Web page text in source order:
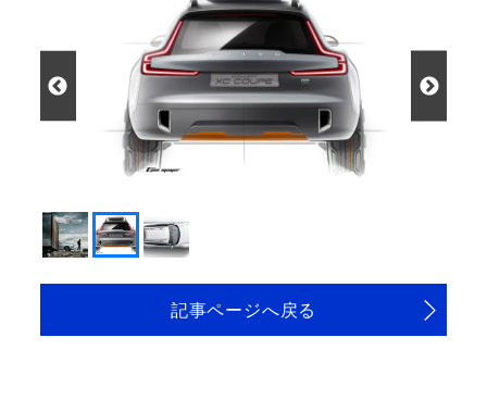
記事ページへ戻る